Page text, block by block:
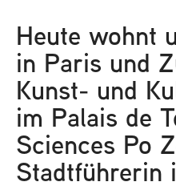
Heute wohnt
in Paris und
Kunst- und
im Palais de
Sciences Po
Stadtführerin